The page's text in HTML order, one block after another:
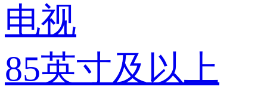
电视
85英寸及以上